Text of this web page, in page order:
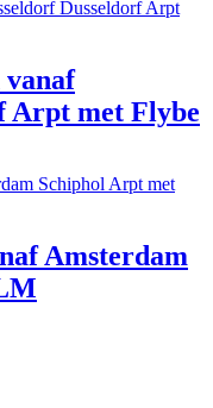
vanaf
Arpt met Flybe
Amsterdam